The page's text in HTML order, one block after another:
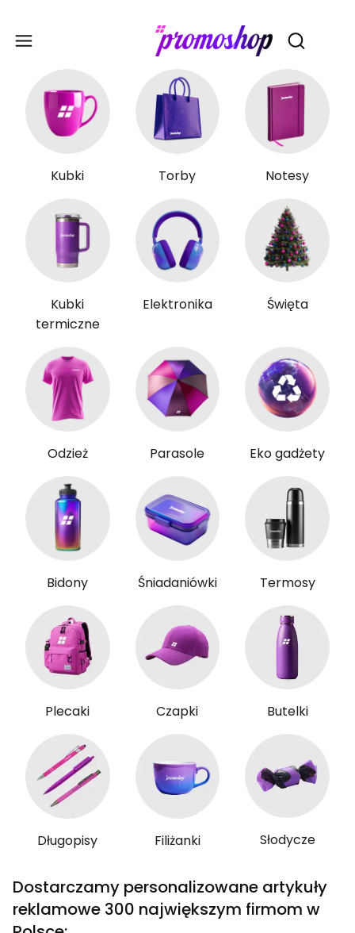
Otwórz
Kubki Torby Notesy
Kubki
termiczne
Elektronika Święta
Odzież Parasole Eko gadżety
Bidony Śniadaniówki Termosy
Plecaki Czapki Butelki
Długopisy Filiżanki Słodycze
Dostarczamy personalizowane artykuły
reklamowe 300 największym firmom w